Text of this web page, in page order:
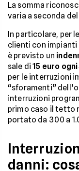
La somma
varia a seconda del
In particolare, per
clienti con impianti
è previsto un
sale di15 euro
per le interruzioni
“sforamenti”
interruzioni
primo caso il tetto
portato da 300 a
danni: